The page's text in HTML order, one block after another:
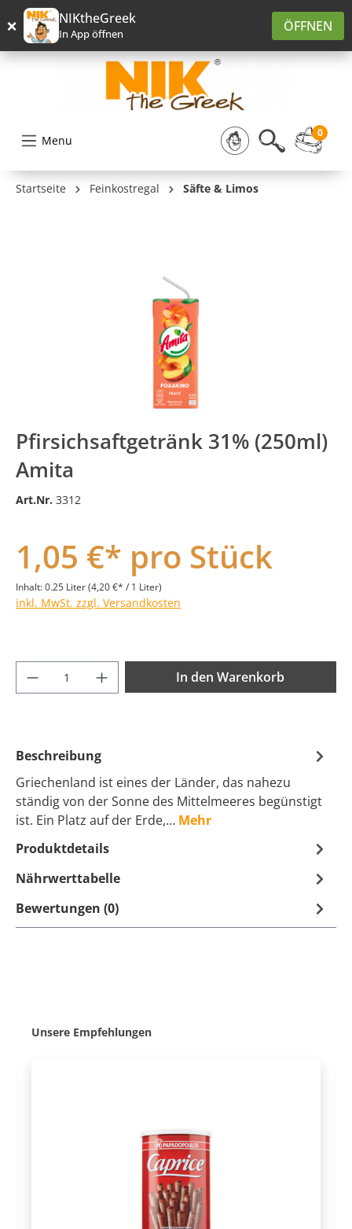
springen
× NIKtheGreek
In App öffnen ÖFFNEN
Menu
0
Startseite Feinkostregal Säfte & Limos
Pfirsichsaftgetränk 31% (250ml)
Amita
Art.Nr. 3312
1,05 €* pro Stück
Inhalt:0.25 Liter(4,20 €* / 1 Liter)
inkl. MwSt. zzgl. Versandkosten
Produkt Anzahl: Gib den gewünschten
In den Warenkorb
Beschreibung
Griechenland ist eines der Länder, das nahezu
ständig von der Sonne des Mittelmeeres begünstigt
ist. Ein Platz auf der Erde,… Mehr
Produktdetails
Nährwerttabelle
Bewertungen (0)
Produktgalerie überspringen
Unsere Empfehlungen